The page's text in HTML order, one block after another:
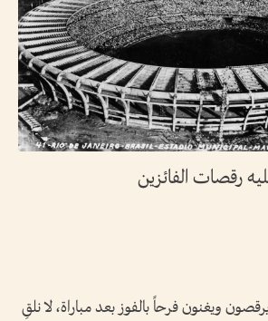
رقصات الفائزين
ويغنون فرحاً بالفوز بعد مباراة، لا نلقِ